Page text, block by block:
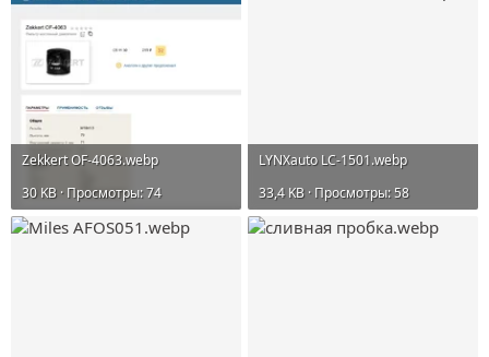
Zekkert OF-4063.webp
30 KB · Просмотры: 74
LYNXauto LC-1501.webp
33,4 KB · Просмотры: 58